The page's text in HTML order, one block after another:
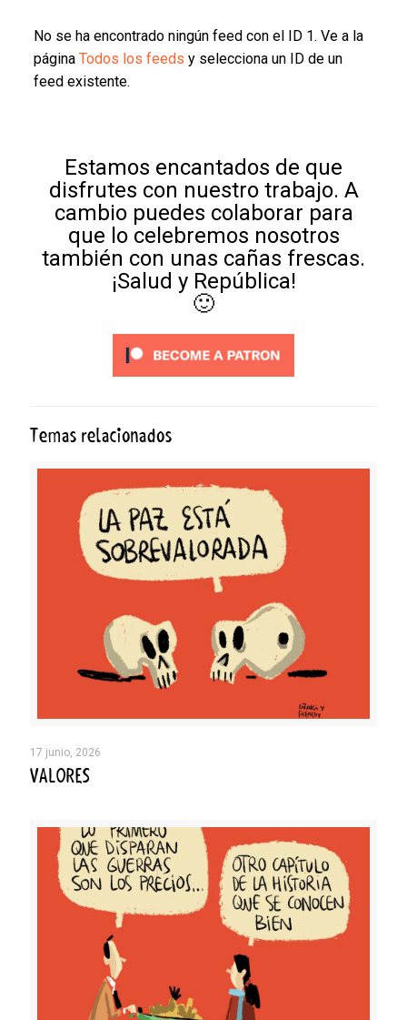
No se ha encontrado ningún feed con el ID 1. Ve a la
página Todos los feeds y selecciona un ID de un
feed existente.
Estamos encantados de que
disfrutes con nuestro trabajo. A
cambio puedes colaborar para
que lo celebremos nosotros
también con unas cañas frescas.
¡Salud y República!
🙂
Temas relacionados
17 junio, 2026
VALORES